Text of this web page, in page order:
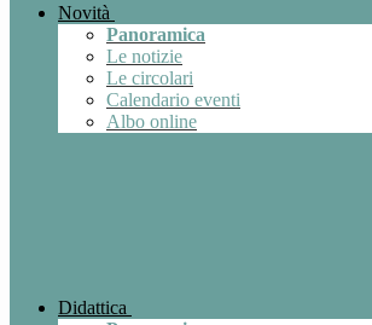
Novità
Panoramica
Le notizie
Le circolari
Calendario eventi
Albo online
Didattica